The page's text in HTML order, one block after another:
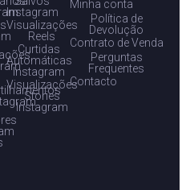
Instagram
Visualizações
Reels
Curtidas
Automáticas
Instagram
Visualizações
Stories
Instagram
Minha conta
Política de
Devolução
Contrato de Venda
Perguntas
Frequentes
Contacto